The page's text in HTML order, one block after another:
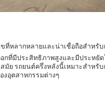
ขที่หลากหลายและน่าเชื่อถือสําห
ออกที่มีประสิทธิภาพสูงและมีประ
ย รถยนต์ครึ่งหลังนี้เหมาะสําหรั
งอุตสาหกรรมต่างๆ